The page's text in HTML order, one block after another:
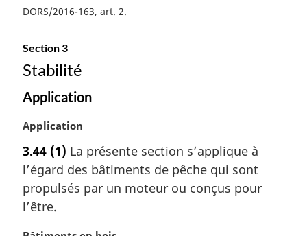
g
n
l
e
:
DORS/2016-163, art. 2
Section 3
Stabilité
Application
N
t
e
m
a
r
g
Application
3.44 (1) La présente section s’applique à
l’égard des bâtiments de pêche qui sont
propulsés par un moteur ou conçus pour
l’être.